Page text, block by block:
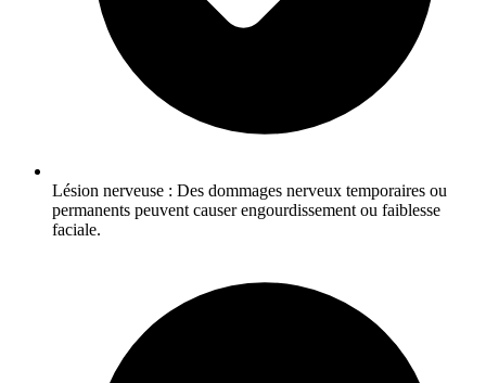
Lésion nerveuse : Des dommages nerveux temporaires ou
permanents peuvent causer engourdissement ou faiblesse
faciale.